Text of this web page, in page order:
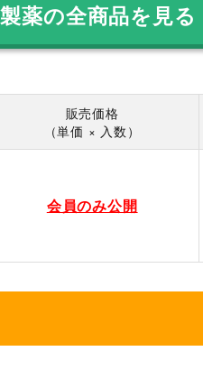
薬の全商品を見る
販売価格
（単価 × 入数）
会員のみ公開